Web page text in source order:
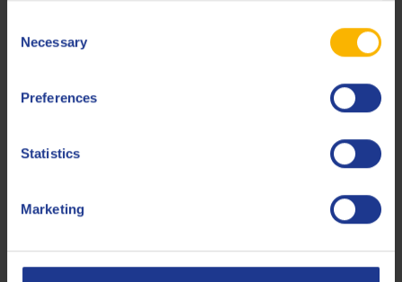
Selection
Necessary
Preferences
Statistics
Marketing
Indian Standard
Siemens
Solar Turbines